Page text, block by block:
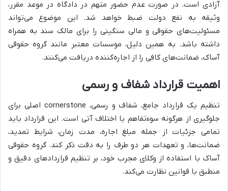
آزادی است. در صورت عدم حضور متهم در دادگاه در موعد مقرر،
وثیقه به نفع دولت ضبط خواهد شد. این موضوع می‌تواند
مسئولیت‌های حقوقی و مالی سنگینی را برای مالک سند به همراه
داشته باشد. به همین دلیل، موسسات معتبر مانند گروه حقوقی
آساک، ضمانت‌های کافی را از اجاره‌کننده دریافت می‌کنند.
اهمیت قرارداد شفاف و رسمی
تنظیم یک قرارداد جامع، شفاف و رسمی، cornerstone اصلی برای
جلوگیری از هرگونه سوءتفاهم یا اختلاف آتی است. این قرارداد باید
تمامی جزئیات از جمله مبلغ اجاره، مدت زمان، شرایط تمدید،
ضمانت‌ها، و تعهدات هر دو طرف را به دقت ذکر کند. گروه حقوقی
آساک با استفاده از وکلای مجرب خود، بر تنظیم قراردادهای دقیق و
منطبق با قوانین نظارت می‌کند.